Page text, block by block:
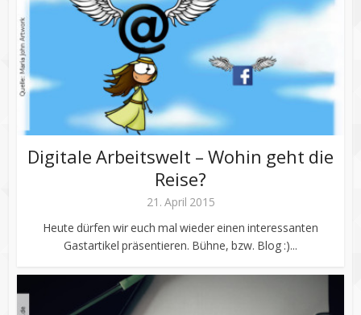
Digitale Arbeitswelt – Wohin geht die
Reise?
21. April 2015
Heute dürfen wir euch mal wieder einen interessanten
Gastartikel präsentieren. Bühne, bzw. Blog :)...